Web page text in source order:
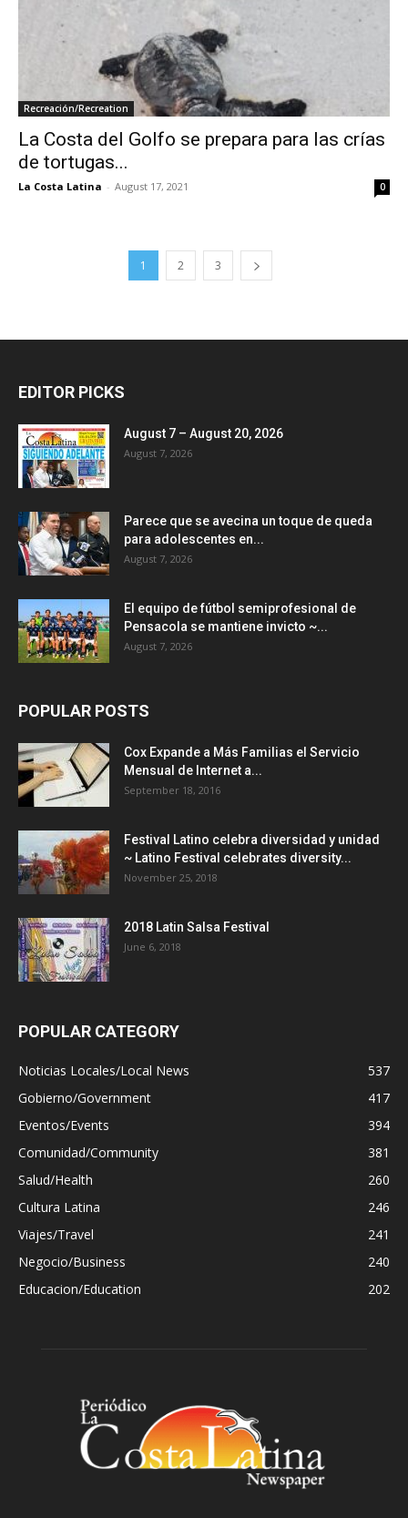
Recreación/Recreation
La Costa del Golfo se prepara para las crías
de tortugas...
La Costa Latina - August 17, 2021 0
1 2 3
EDITOR PICKS
August 7 – August 20, 2026
August 7, 2026
Parece que se avecina un toque de queda
para adolescentes en...
August 7, 2026
El equipo de fútbol semiprofesional de
Pensacola se mantiene invicto ~...
August 7, 2026
POPULAR POSTS
Cox Expande a Más Familias el Servicio
Mensual de Internet a...
September 18, 2016
Festival Latino celebra diversidad y unidad
~ Latino Festival celebrates diversity...
November 25, 2018
2018 Latin Salsa Festival
June 6, 2018
POPULAR CATEGORY
Noticias Locales/Local News
537
Gobierno/Government
417
Eventos/Events
394
Comunidad/Community
381
Salud/Health
260
Cultura Latina
246
Viajes/Travel
241
Negocio/Business
240
Educacion/Education
202